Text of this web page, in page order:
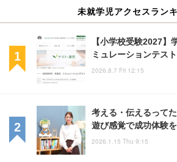
未就学児アクセスラン
【小学校受験2027】
ミュレーションテス
2026.8.7 Fri 12:15
考える・伝えるって
遊び感覚で成功体験
2026.1.15 Thu 9:15